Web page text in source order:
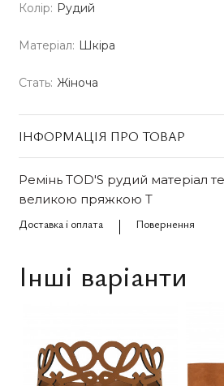
Колір: Рудий
Матеріал: Шкіра
Стать: Жіноча
ІНФОРМАЦІЯ ПРО ТОВАР
Ремінь TOD'S рудий матеріал
великою пряжкою Т
Доставка і оплата
Повернення
Інші варіанти